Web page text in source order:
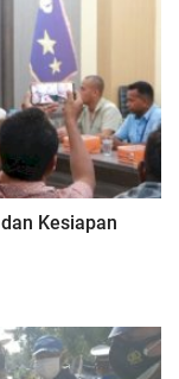
Kesiapan